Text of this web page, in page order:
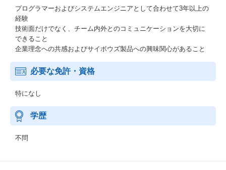
プログラマーおよびシステムエンジニアとして合わせて3年以上の
経験
技術面だけでなく、チーム内外とのコミュニケーションを大切に
できること
企業理念への共感およびサイボウズ製品への興味関心があること
必要な免許・資格
特になし
学歴
不問